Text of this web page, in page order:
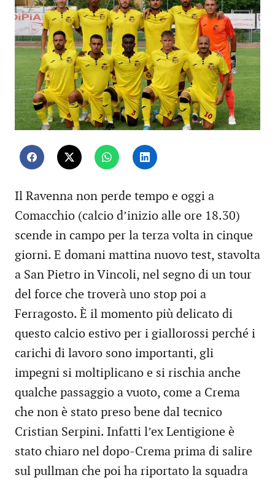
Il Ravenna non perde tempo e oggi a
Comacchio (calcio d’inizio alle ore 18.30)
scende in campo per la terza volta in cinque
giorni. E domani mattina nuovo test, stavolta
a San Pietro in Vincoli, nel segno di un tour
del force che troverà uno stop poi a
Ferragosto. È il momento più delicato di
questo calcio estivo per i giallorossi perché i
carichi di lavoro sono importanti, gli
impegni si moltiplicano e si rischia anche
qualche passaggio a vuoto, come a Crema
che non è stato preso bene dal tecnico
Cristian Serpini. Infatti l’ex Lentigione è
stato chiaro nel dopo-Crema prima di salire
sul pullman che poi ha riportato la squadra